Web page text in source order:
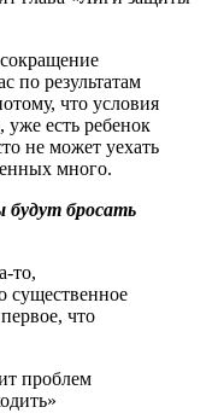
по результатам
что условия
есть ребенок
не может уехать
много.
бросать
то,
существенное
что